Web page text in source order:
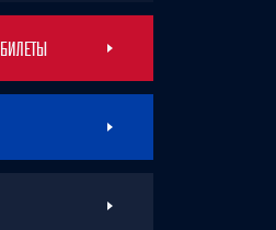
БИЛЕТЫ